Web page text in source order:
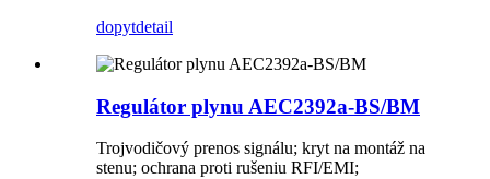
dopytdetail
Regulátor plynu AEC2392a-BS/BM
Trojvodičový prenos signálu; kryt na montáž na
stenu; ochrana proti rušeniu RFI/EMI;